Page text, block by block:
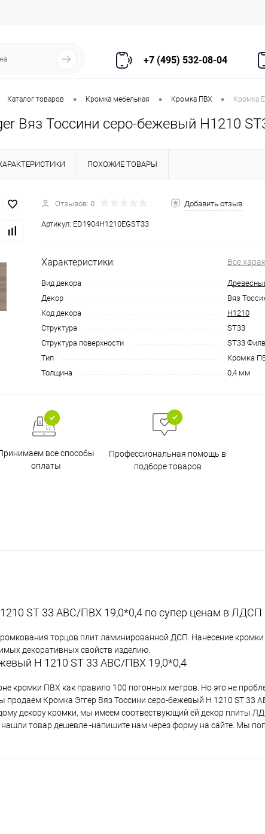
+7 (495) 532-08-04
Каталог товаров • Кромка мебельная • Кромка ПВХ • Кромка
Вяз Тоссини серо-бежевый H1210
ПОХОЖИЕ ТОВАРЫ
Отзывов: 0 Добавить отзыв
Артикул: ED1904H1210EGST33
Характеристики: Все
Вид декора
Декор
Вяз
Код декора
H1210
Структура
ST33
Структура поверхности
ST33
Тип
Кромка
Толщина
0,4 мм
все способы
оплаты
Профессиональная помощь в
подборе товаров
ST 33 АВС/ПВХ 19,0*0,4 по супер ценам в
торцов плит ламинированной ДСП. Нанесение кромки
декоративных свойств изделию.
H 1210 ST 33 АВС/ПВХ 19,0*0,4
кромки ПВХ как правило 100 погонных метров. Но это не
Кромка Эггер Вяз Тоссини серо-бежевый H 1210 ST 33
декору кромки, мы имеем соотвествующий ей декор плиты
товар дешевле -напишите нам через форму на сайте. Мы